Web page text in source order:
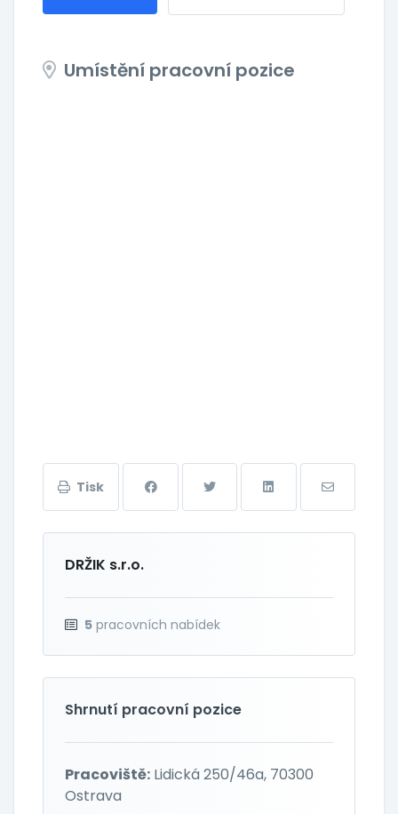
Umístění pracovní pozice
Tisk
DRŽIK s.r.o.
5 pracovních nabídek
Shrnutí pracovní pozice
Pracoviště: Lidická 250/46a, 70300
Ostrava